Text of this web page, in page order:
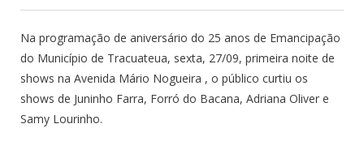
Na programação de aniversário do 25 anos de Emancipação
do Município de Tracuateua, sexta, 27/09, primeira noite de
shows na Avenida Mário Nogueira , o público curtiu os
shows de Juninho Farra, Forró do Bacana, Adriana Oliver e
Samy Lourinho.